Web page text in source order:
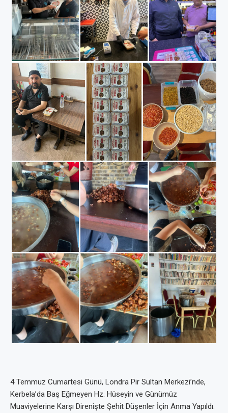
4 Temmuz Cumartesi Günü, Londra Pir Sultan Merkezi’nde,
Kerbela’da Baş Eğmeyen Hz. Hüseyin ve Günümüz
Muaviyelerine Karşı Direnişte Şehit Düşenler İçin Anma Yapıldı.